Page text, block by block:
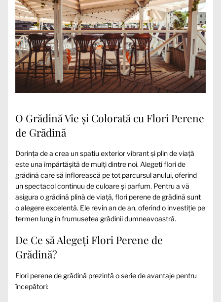
O Grădină Vie și Colorată cu Flori Perene
de Grădină
Dorința de a crea un spațiu exterior vibrant și plin de viață
este una împărtășită de mulți dintre noi. Alegeți flori de
grădină care să înflorească pe tot parcursul anului, oferind
un spectacol continuu de culoare și parfum. Pentru a vă
asigura o grădină plină de viață, flori perene de grădină sunt
o alegere excelentă. Ele revin an de an, oferind o investiție pe
termen lung în frumusețea grădinii dumneavoastră.
De Ce să Alegeți Flori Perene de
Grădină?
Flori perene de grădină prezintă o serie de avantaje pentru
începători: